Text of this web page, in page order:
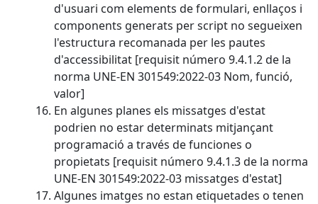
d'usuari com elements de formulari, enllaços i
components generats per script no segueixen
l'estructura recomanada per les pautes
d'accessibilitat [requisit número 9.4.1.2 de la
norma UNE-EN 301549:2022-03 Nom, funció,
valor]
En algunes planes els missatges d'estat
podrien no estar determinats mitjançant
programació a través de funciones o
propietats [requisit número 9.4.1.3 de la norma
UNE-EN 301549:2022-03 missatges d'estat]
Algunes imatges no estan etiquetades o tenen